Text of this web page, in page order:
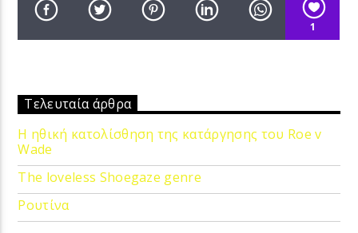
1
Τελευταία άρθρα
Η ηθική κατολίσθηση της κατάργησης του Roe v
Wade
The loveless Shoegaze genre
Ρουτίνα